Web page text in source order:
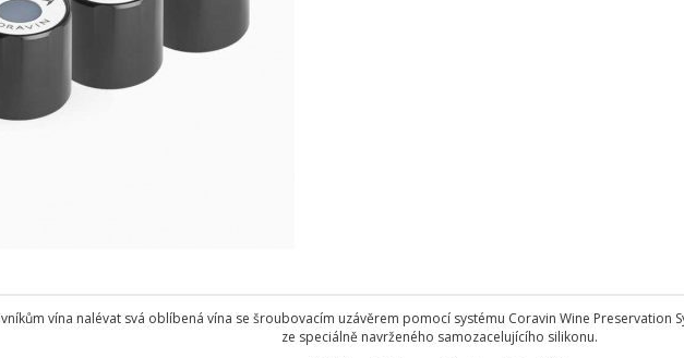
vína nalévat svá oblíbená vína se šroubovacím uzávěrem pomocí systému Coravin Wine Preservation
ze speciálně navrženého samozacelujícího silikonu.